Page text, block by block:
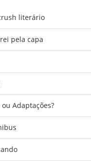
literário
pela capa
ou Adaptações?